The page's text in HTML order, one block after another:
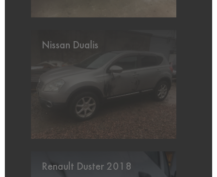
Nissan Dualis
Renault Duster 2018